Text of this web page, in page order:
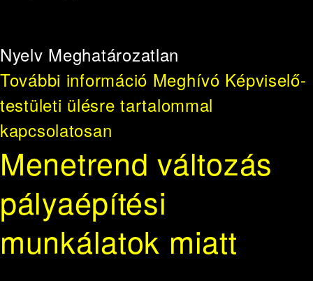
Nyelv Meghatározatlan
További információ Meghívó Képviselő-
testületi ülésre tartalommal
kapcsolatosan
Menetrend változás
pályaépítési
munkálatok miatt